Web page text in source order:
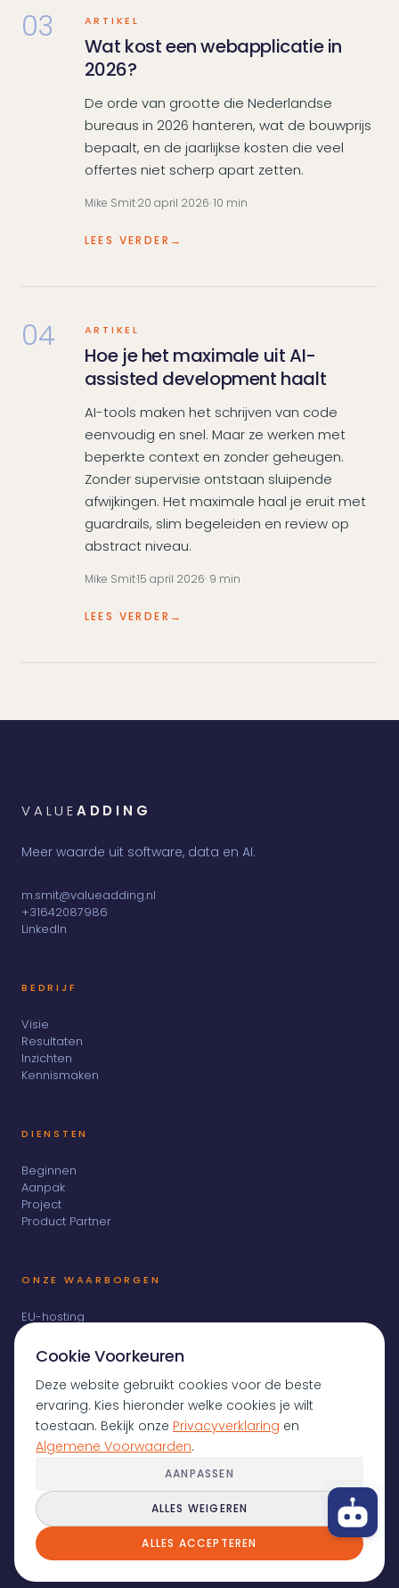
03 ARTIKEL
Wat kost een webapplicatie in
2026?
De orde van grootte die Nederlandse
bureaus in 2026 hanteren, wat de bouwprijs
bepaalt, en de jaarlijkse kosten die veel
offertes niet scherp apart zetten.
Mike Smit·20 april 2026· 10 min
LEES VERDER →
04 ARTIKEL
Hoe je het maximale uit AI-
assisted development haalt
AI-tools maken het schrijven van code
eenvoudig en snel. Maar ze werken met
beperkte context en zonder geheugen.
Zonder supervisie ontstaan sluipende
afwijkingen. Het maximale haal je eruit met
guardrails, slim begeleiden en review op
abstract niveau.
Mike Smit·15 april 2026· 9 min
LEES VERDER →
VALUEADDING
Meer waarde uit software, data en AI.
m.smit@valueadding.nl
+31642087986
LinkedIn
BEDRIJF
Visie
Resultaten
Inzichten
Kennismaken
DIENSTEN
Beginnen
Aanpak
Project
Product Partner
ONZE WAARBORGEN
EU-hosting
AVG-naleving
Broncode bij de klant
Geen outsourcing
ISO 27001-principes
Senior-only team
KvK 80364276
BTW NL003427992B62
© 2026 Value Adding
Privacy
Cookies DisclaimerSitemap
Cookie Voorkeuren
Deze website gebruikt cookies voor de beste
ervaring. Kies hieronder welke cookies je wilt
toestaan. Bekijk onze Privacyverklaring en
Algemene Voorwaarden.
AANPASSEN
ALLES WEIGEREN
ALLES ACCEPTEREN